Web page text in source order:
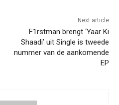
Next article
F1rstman brengt ‘Yaar Ki
Shaadi’ uit Single is tweede
nummer van de aankomende
EP